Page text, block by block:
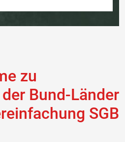
zu
Bund-Länder
SGB